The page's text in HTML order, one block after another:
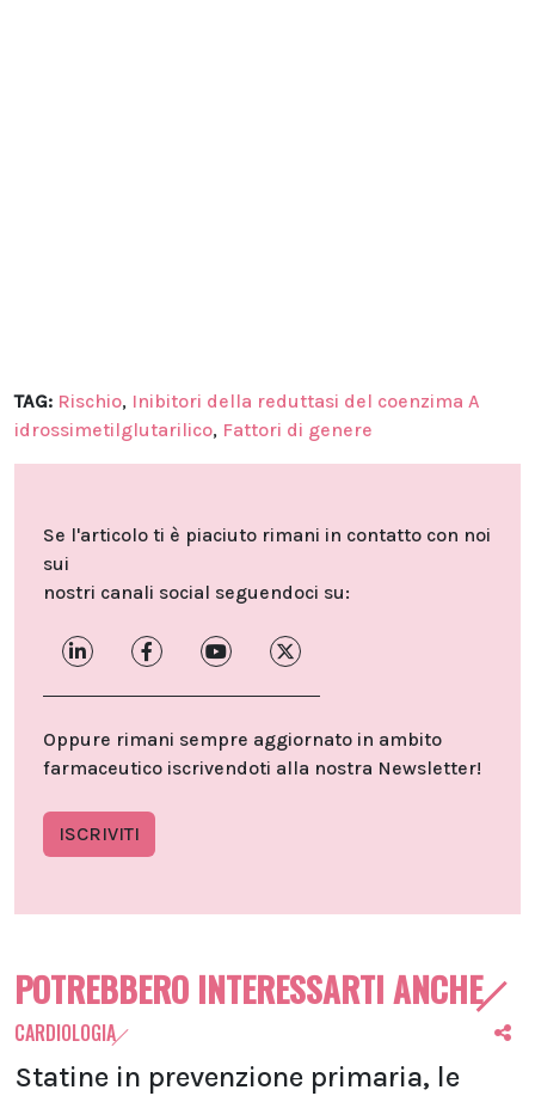
TAG: Rischio, Inibitori della reduttasi del coenzima A
idrossimetilglutarilico, Fattori di genere
Se l'articolo ti è piaciuto rimani in contatto con noi
sui
nostri canali social seguendoci su:
Oppure rimani sempre aggiornato in ambito
farmaceutico iscrivendoti alla nostra Newsletter!
ISCRIVITI
POTREBBERO INTERESSARTI ANCHE
CARDIOLOGIA
Statine in prevenzione primaria, le